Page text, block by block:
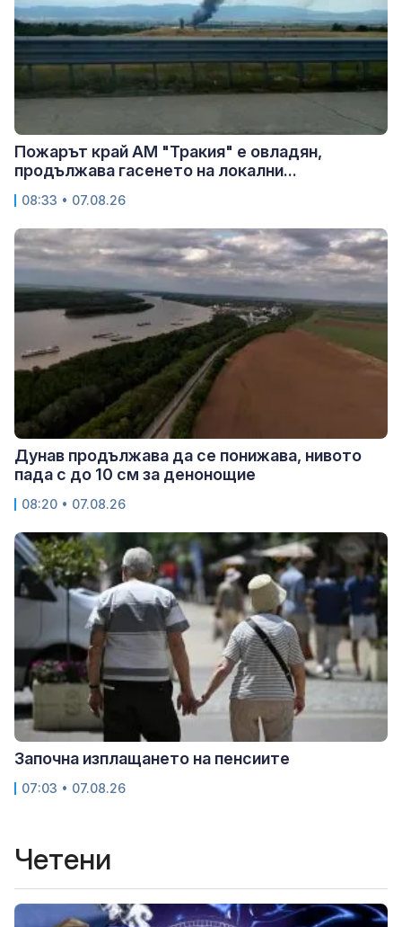
Пожарът край АМ "Тракия" е овладян,
продължава гасенето на локални...
08:33 • 07.08.26
Дунав продължава да се понижава, нивото
пада с до 10 см за денонощие
08:20 • 07.08.26
Започна изплащането на пенсиите
07:03 • 07.08.26
Четени